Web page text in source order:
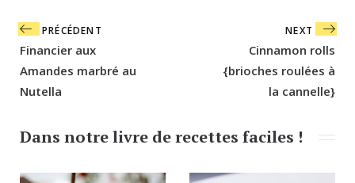
Navigation
de
l’article
PRÉCÉDENT
Financier aux
Amandes marbré au
Nutella
NEXT
Cinnamon rolls
{brioches roulées à
la cannelle}
Dans notre livre de recettes faciles !